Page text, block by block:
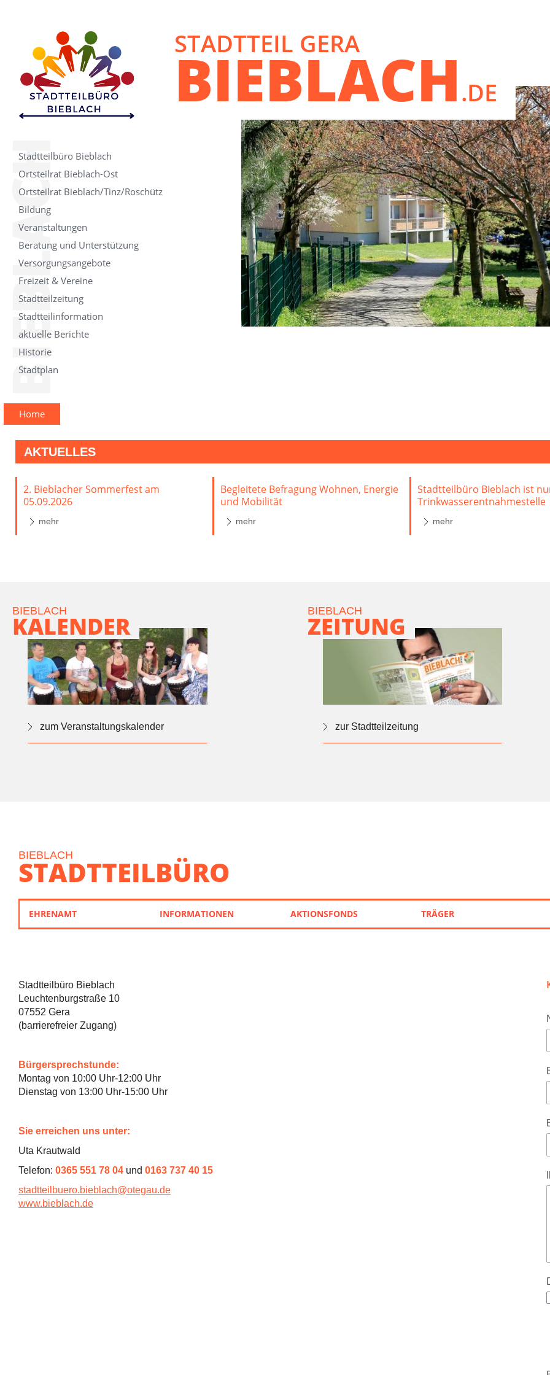
STADTTEIL GERA
BIEBLACH.DE
Home
Stadtteilbüro Bieblach
Ortsteilrat Bieblach-Ost
Ortsteilrat Bieblach/Tinz/Roschütz
Bildung
Veranstaltungen
Beratung und Unterstützung
Versorgungsangebote
Freizeit & Vereine
Stadtteilzeitung
Stadtteilinformation
aktuelle Berichte
Historie
Stadtplan
AKTUELLES
2. Bieblacher Sommerfest am
05.09.2026
mehr
Begleitete Befragung Wohnen, Energie
und Mobilität
mehr
Stadtteilbüro Bieblach ist
Trinkwasserentnahmestelle
mehr
BIEBLACH
KALENDER
zum Veranstaltungskalender
BIEBLACH
ZEITUNG
zur Stadtteilzeitung
BIEBLACH
STADTTEILBÜRO
EHRENAMT AKTIONSFONDS TRÄGER
INFORMATIONEN
Stadtteilbüro Bieblach
Leuchtenburgstraße 10
07552 Gera
(barrierefreier Zugang)
Bürgersprechstunde:
Montag von 10:00 Uhr-12:00 Uhr
Dienstag von 13:00 Uhr-15:00 Uhr
Sie erreichen uns unter:
Uta Krautwald
Telefon: 0365 551 78 04 und 0163 737 40 15
stadtteilbuero.bieblach@otegau.de
www.bieblach.de